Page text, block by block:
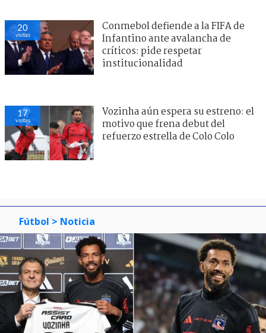
20
visitas
Conmebol defiende a la FIFA de
Infantino ante avalancha de
críticos: pide respetar
institucionalidad
17
visitas
Vozinha aún espera su estreno: el
motivo que frena debut del
refuerzo estrella de Colo Colo
Fútbol > Noticia